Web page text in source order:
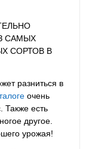
САМЫХ
СОРТОВ В
разниться в
очень
Также есть
другое.
урожая!